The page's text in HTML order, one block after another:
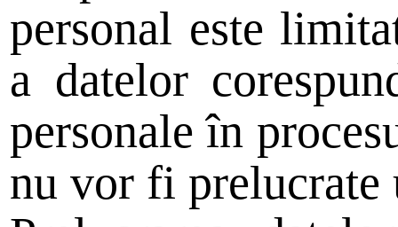
personal este
a datelor
personale în
nu vor fi